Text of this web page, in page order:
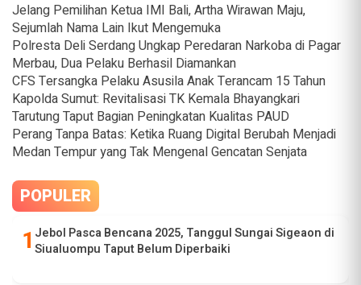
Jelang Pemilihan Ketua IMI Bali, Artha Wirawan Maju,
Sejumlah Nama Lain Ikut Mengemuka
Polresta Deli Serdang Ungkap Peredaran Narkoba di Pagar
Merbau, Dua Pelaku Berhasil Diamankan
CFS Tersangka Pelaku Asusila Anak Terancam 15 Tahun
Kapolda Sumut: Revitalisasi TK Kemala Bhayangkari
Tarutung Taput Bagian Peningkatan Kualitas PAUD
Perang Tanpa Batas: Ketika Ruang Digital Berubah Menjadi
Medan Tempur yang Tak Mengenal Gencatan Senjata
POPULER
Jebol Pasca Bencana 2025, Tanggul Sungai Sigeaon di
Siualuompu Taput Belum Diperbaiki